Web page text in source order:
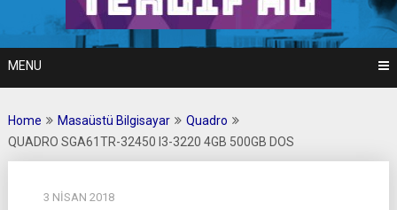
MENU
Home Masaüstü Bilgisayar
Quadro
QUADRO SGA61TR-32450 I3-3220 4GB 500GB DOS
3 NISAN 2018